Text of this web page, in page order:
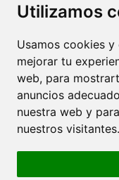
Utilizamos
Usamos cookies
mejorar tu
web, para
anuncios
nuestra web y
nuestros visitantes.
PUBLICIDAD